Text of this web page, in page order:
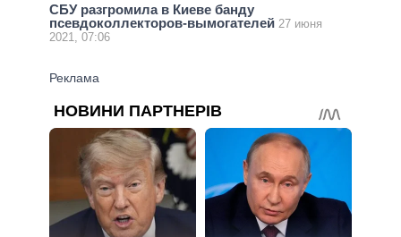
СБУ разгромила в Киеве банду
псевдоколлекторов-вымогателей 27 июня
2021, 07:06